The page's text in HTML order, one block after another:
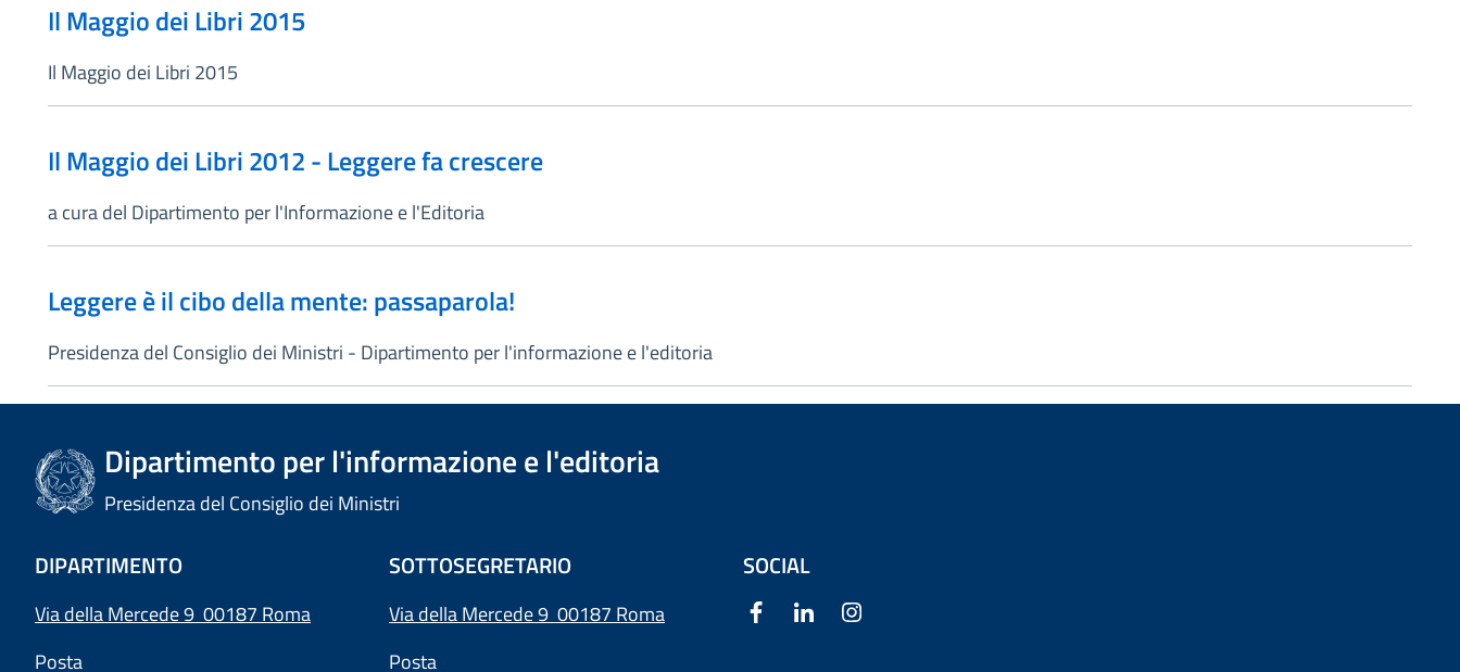
Il Maggio dei Libri 2015
Il Maggio dei Libri 2015
Il Maggio dei Libri 2012 - Leggere fa crescere
a cura del Dipartimento per l'Informazione e l'Editoria
Leggere è il cibo della mente: passaparola!
Presidenza del Consiglio dei Ministri - Dipartimento per l'informazione e l'editoria
Dipartimento per l'informazione e l'editoria
Presidenza del Consiglio dei Ministri
DIPARTIMENTO
Via della Mercede 9 00187 Roma
Posta
SOTTOSEGRETARIO
Via della Mercede 9 00187 Roma
Posta
SOCIAL